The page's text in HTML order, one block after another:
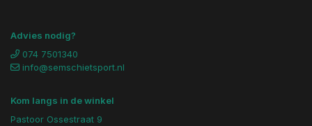
Advies nodig?
074 7501340
info@semschietsport.nl
Kom langs in de winkel
Pastoor Ossestraat 9